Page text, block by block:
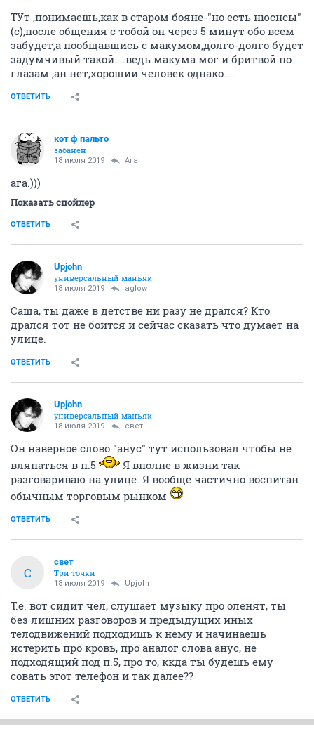
ТУт ,понимаешь,как в старом бояне-"но есть нюснсы"
(с),после общения с тобой он через 5 минут обо всем
забудет,а пообщавшись с макумом,долго-долго будет
задумчивый такой....ведь макума мог и бритвой по
глазам ,ан нет,хороший человек однако....
ОТВЕТИТЬ
кот ф пальто
забанен
18 июля 2019 Ага
ага.)))
Показать спойлер
ОТВЕТИТЬ
Upjohn
универсальный маньяк
18 июля 2019 aglow
Саша, ты даже в детстве ни разу не дрался? Кто
дрался тот не боится и сейчас сказать что думает на
улице.
ОТВЕТИТЬ
Upjohn
универсальный маньяк
18 июля 2019 свет
Он наверное слово "анус" тут использовал чтобы не
вляпаться в п.5
Я вполне в жизни так
разговариваю на улице. Я вообще частично воспитан
обычным торговым рынком
ОТВЕТИТЬ
С
свет
Три точки
18 июля 2019 Upjohn
Т.е. вот сидит чел, слушает музыку про оленят, ты
без лишних разговоров и предыдущих иных
телодвижений подходишь к нему и начинаешь
истерить про кровь, про аналог слова анус, не
подходящий под п.5, про то, ккда ты будешь ему
совать этот телефон и так далее??
ОТВЕТИТЬ